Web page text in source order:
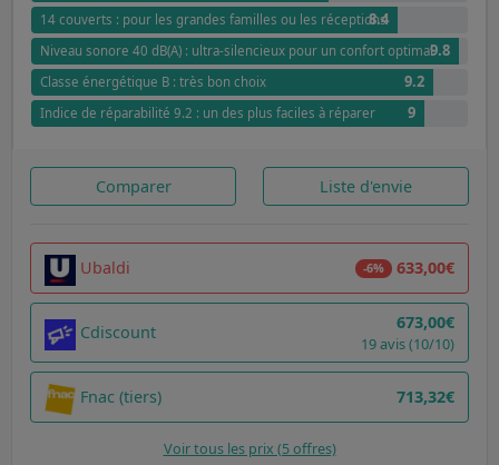
14 couverts : pour les grandes familles ou les réceptions
8.4
Niveau sonore 40 dB(A) : ultra-silencieux pour un confort optimal9.8
Classe énergétique B : très bon choix 9.2
Indice de réparabilité 9.2 : un des plus faciles à réparer 9
Comparer Liste d'envie
Ubaldi -6% 633,00€
Cdiscount 673,00€
19 avis (10/10)
Fnac (tiers) 713,32€
Voir tous les prix (5 offres)